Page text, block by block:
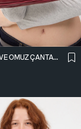
SUNI DERI EL VE OMUZ ÇANTASI Ç09-G11